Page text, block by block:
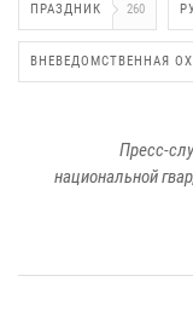
ПРАЗДНИК 260
ВНЕВЕДОМСТВЕННАЯ
Пресс-
национальной